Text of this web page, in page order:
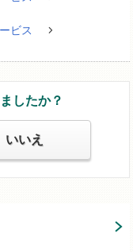
ビス
したか？
いいえ